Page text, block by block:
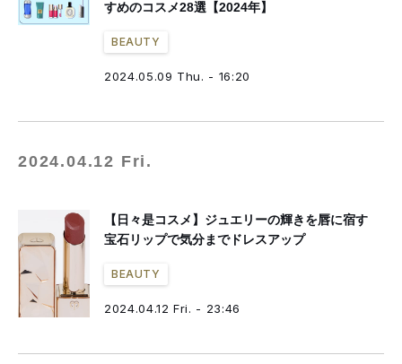
すめのコスメ28選【2024年】
BEAUTY
2024.05.09 Thu. - 16:20
2024.04.12 Fri.
【日々是コスメ】ジュエリーの輝きを唇に宿す
宝石リップで気分までドレスアップ
BEAUTY
2024.04.12 Fri. - 23:46